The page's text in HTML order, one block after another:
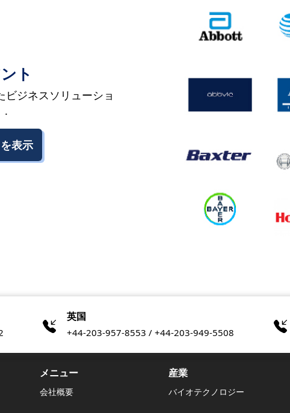
ト
ジネスソリューショ
.
表示
英国
+44-203-957-8553 / +44-203-949-5508
メニュー
会社概要
産業
バイオテクノロジー